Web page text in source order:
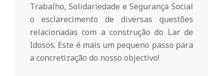
Trabalho, Solidariedade e Segurança Social
o esclarecimento de diversas questões
relacionadas com a construção do Lar de
Idosos. Este é mais um pequeno passo para
a concretização do nosso objectivo!